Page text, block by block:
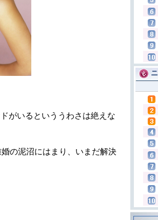
がいるといううわさは絶えな
の泥沼にはまり、いまだ解決